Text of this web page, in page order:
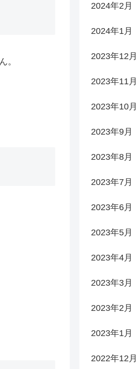
。
2024年2月
2024年1月
2023年12月
2023年11月
2023年10月
2023年9月
2023年8月
2023年7月
2023年6月
2023年5月
2023年4月
2023年3月
2023年2月
2023年1月
2022年12月